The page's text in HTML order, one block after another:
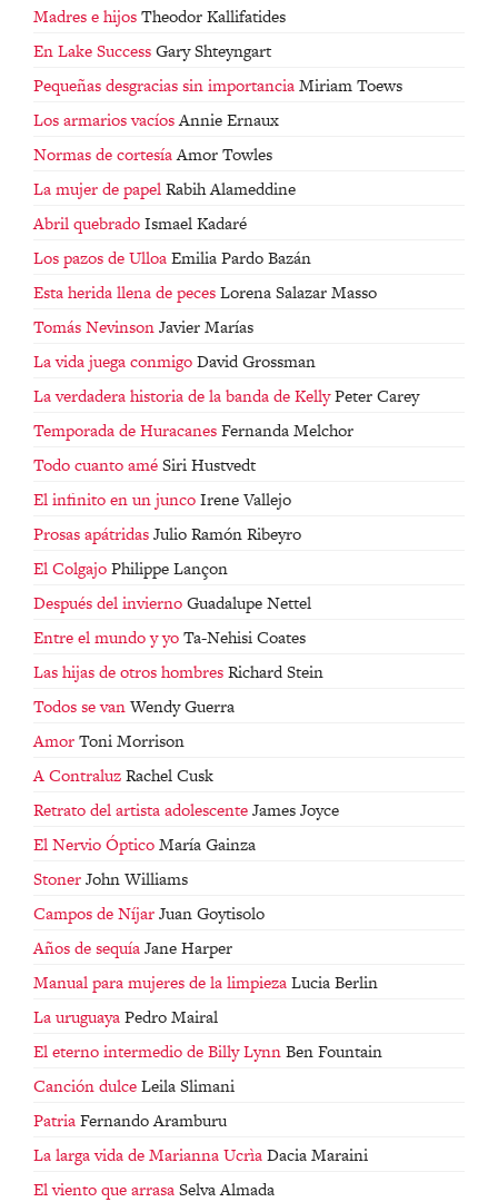
Madres e hijosTheodor Kallifatides
En Lake SuccessGary Shteyngart
Pequeñas desgracias sin importanciaMiriam Toews
Los armarios vacíosAnnie Ernaux
Normas de cortesíaAmor Towles
La mujer de papelRabih Alameddine
Abril quebradoIsmael Kadaré
Los pazos de UlloaEmilia Pardo Bazán
Esta herida llena de pecesLorena Salazar Masso
Tomás NevinsonJavier Marías
La vida juega conmigoDavid Grossman
La verdadera historia de la banda de KellyPeter Carey
Temporada de HuracanesFernanda Melchor
Todo cuanto améSiri Hustvedt
El infinito en un juncoIrene Vallejo
Prosas apátridasJulio Ramón Ribeyro
El ColgajoPhilippe Lançon
Después del inviernoGuadalupe Nettel
Entre el mundo y yoTa-Nehisi Coates
Las hijas de otros hombresRichard Stein
Todos se vanWendy Guerra
AmorToni Morrison
A ContraluzRachel Cusk
Retrato del artista adolescenteJames Joyce
El Nervio ÓpticoMaría Gainza
StonerJohn Williams
Campos de NíjarJuan Goytisolo
Años de sequíaJane Harper
Manual para mujeres de la limpiezaLucia Berlin
La uruguayaPedro Mairal
El eterno intermedio de Billy LynnBen Fountain
Canción dulceLeila Slimani
PatriaFernando Aramburu
La larga vida de Marianna UcrìaDacia Maraini
El viento que arrasaSelva Almada